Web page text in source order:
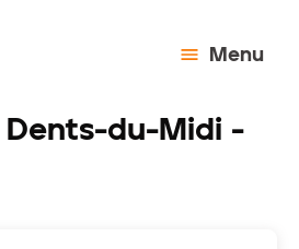
Menu
Dents-du-Midi -